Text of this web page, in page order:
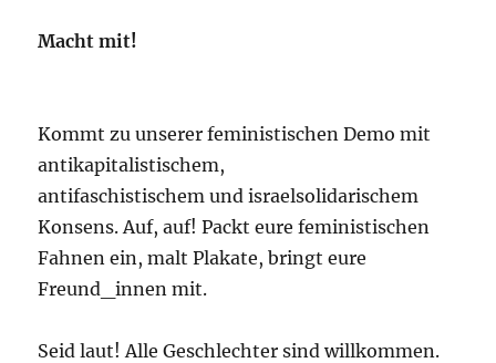
Macht mit!
Kommt zu unserer feministischen Demo mit
antikapitalistischem,
antifaschistischem und israelsolidarischem
Konsens. Auf, auf! Packt eure feministischen
Fahnen ein, malt Plakate, bringt eure
Freund_innen mit.
Seid laut! Alle Geschlechter sind willkommen.